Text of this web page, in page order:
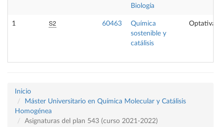
Biología
1 S2 60463
Química
sostenible y
catálisis
Optativa
Inicio
Máster Universitario en Química Molecular y Catálisis
Homogénea
Asignaturas del plan 543 (curso 2021-2022)